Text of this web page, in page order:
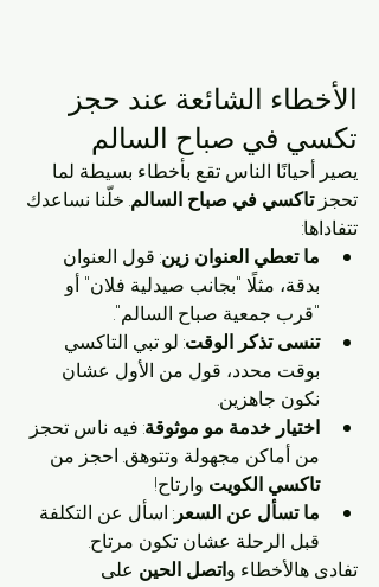
الأخطاء الشائعة عند حجز
تكسي في صباح السالم
يصير أحيانًا الناس تقع بأخطاء بسيطة لما
تحجز تاكسي في صباح السالم. خلّنا نساعدك
تتفاداها:
ما تعطي العنوان زين: قول العنوان
بدقة، مثلًا "بجانب صيدلية فلان" أو
"قرب جمعية صباح السالم".
تنسى تذكر الوقت: لو تبي التاكسي
بوقت محدد، قول من الأول عشان
نكون جاهزين.
اختيار خدمة مو موثوقة: فيه ناس تحجز
من أماكن مجهولة وتتوهق. احجز من
تاكسي الكويت وارتاح!
ما تسأل عن السعر: اسأل عن التكلفة
قبل الرحلة عشان تكون مرتاح.
تفادى هالأخطاء واتصل الحين على